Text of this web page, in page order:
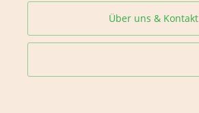
Über uns & Kontakt